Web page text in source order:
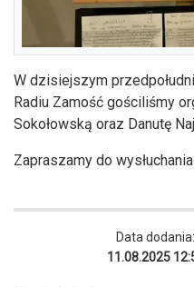
W dzisiejszym
Radiu Zamość gościliśmy
Sokołowską oraz Danutę
Zapraszamy do
Data dodania:
11.08.2025